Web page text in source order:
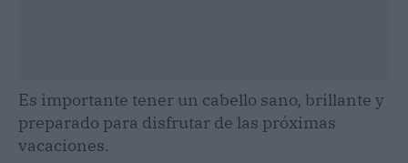
Es importante tener un cabello sano, brillante y
preparado para disfrutar de las próximas
vacaciones.